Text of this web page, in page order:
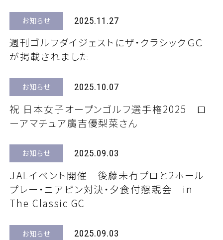
お知らせ 2025.11.27
週刊ゴルフダイジェストにザ・クラシックＧＣ
が掲載されました
お知らせ 2025.10.07
祝 日本女子オープンゴルフ選手権2025 ロ
ーアマチュア廣吉優梨菜さん
お知らせ 2025.09.03
ＪALイベント開催 後藤未有プロと2ホール
プレー・ニアピン対決・夕食付懇親会 in
The Classic GC
お知らせ 2025.09.03